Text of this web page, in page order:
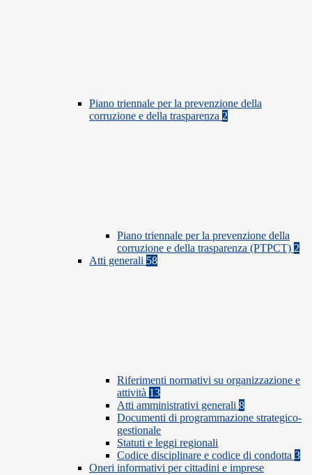
Piano triennale per la prevenzione della
corruzione e della trasparenza 2
Piano triennale per la prevenzione della
corruzione e della trasparenza (PTPCT) 2
Atti generali 58
Riferimenti normativi su organizzazione e
attività 13
Atti amministrativi generali 8
Documenti di programmazione strategico-
gestionale
Statuti e leggi regionali
Codice disciplinare e codice di condotta 3
Oneri informativi per cittadini e imprese